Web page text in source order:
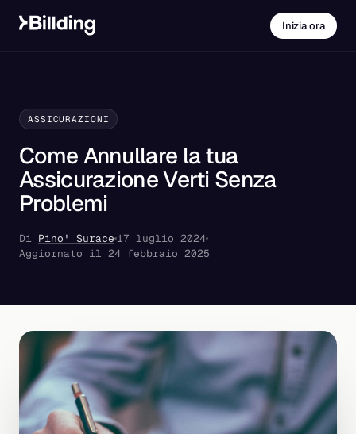
Inizia ora
ASSICURAZIONI
Come Annullare la tua
Assicurazione Verti Senza
Problemi
Di Pino' Surace 17 luglio 2024
Aggiornato il 24 febbraio 2025